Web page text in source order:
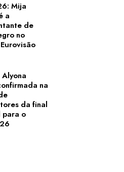
Mija
a
de
no
na
da final
para o